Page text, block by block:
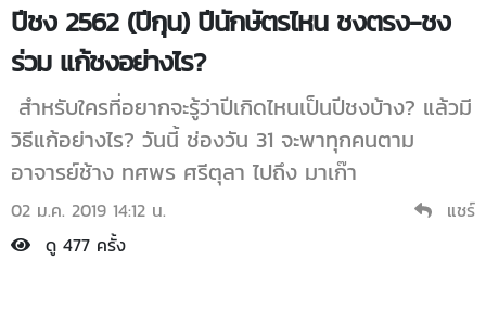
ปีชง 2562 (ปีกุน) ปีนักษัตรไหน ชงตรง-ชง
ร่วม แก้ชงอย่างไร?
สำหรับใครที่อยากจะรู้ว่าปีเกิดไหนเป็นปีชงบ้าง? แล้วมี
วิธีแก้อย่างไร? วันนี้ ช่องวัน 31 จะพาทุกคนตาม
อาจารย์ช้าง ทศพร ศรีตุลา ไปถึง มาเก๊า
02 ม.ค. 2019 14:12 น.
แชร์
ดู 477 ครั้ง